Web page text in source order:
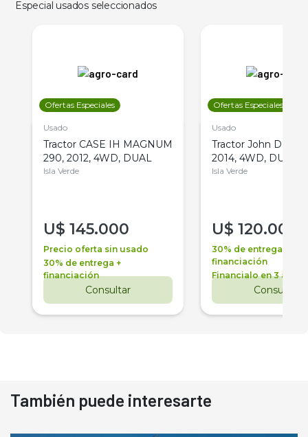
Especial usados seleccionados
Ofertas Especiales
Usado
Tractor CASE IH MAGNUM
290, 2012, 4WD, DUAL
Isla Verde
U$ 145.000
Precio oferta sin usado
30% de entrega +
financiación
Consultar
Ofertas Especiales
Usado
Tractor John Deere
2014, 4WD, DUAL
Isla Verde
U$ 120.000
30% de entrega +
financiación
Financialo en 3 años
Consultar
También puede interesarte